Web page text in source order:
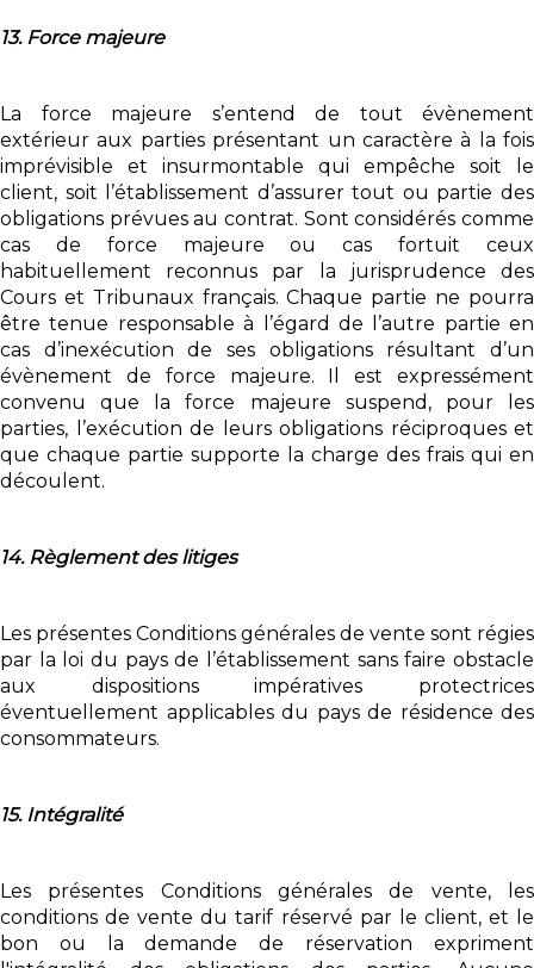
13. Force majeure
La force majeure s’entend de tout évènement
extérieur aux parties présentant un caractère à la fois
imprévisible et insurmontable qui empêche soit le
client, soit l’établissement d’assurer tout ou partie des
obligations prévues au contrat. Sont considérés comme
cas de force majeure ou cas fortuit ceux
habituellement reconnus par la jurisprudence des
Cours et Tribunaux français. Chaque partie ne pourra
être tenue responsable à l’égard de l’autre partie en
cas d’inexécution de ses obligations résultant d’un
évènement de force majeure. Il est expressément
convenu que la force majeure suspend, pour les
parties, l’exécution de leurs obligations réciproques et
que chaque partie supporte la charge des frais qui en
découlent.
14. Règlement des litiges
Les présentes Conditions générales de vente sont régies
par la loi du pays de l’établissement sans faire obstacle
aux dispositions impératives protectrices
éventuellement applicables du pays de résidence des
consommateurs.
15. Intégralité
Les présentes Conditions générales de vente, les
conditions de vente du tarif réservé par le client, et le
bon ou la demande de réservation expriment